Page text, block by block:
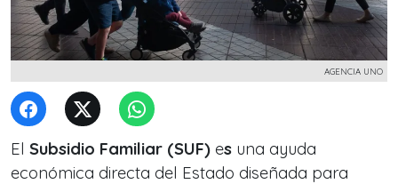
AGENCIA UNO
El Subsidio Familiar (SUF) es una ayuda
económica directa del Estado diseñada para